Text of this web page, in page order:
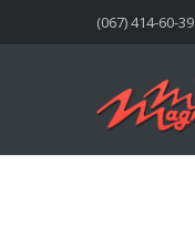
(067) 414-60-39